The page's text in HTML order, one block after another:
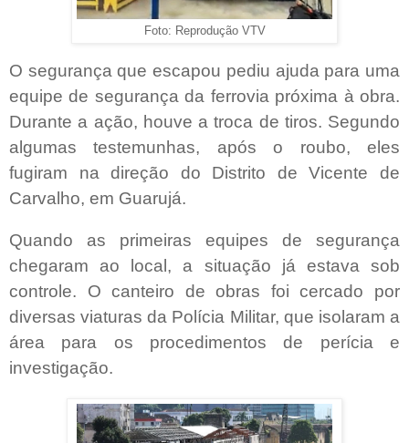
Foto: Reprodução VTV
O segurança que escapou pediu ajuda para uma
equipe de segurança da ferrovia próxima à obra.
Durante a ação, houve a troca de tiros. Segundo
algumas testemunhas, após o roubo, eles
fugiram na direção do Distrito de Vicente de
Carvalho, em Guarujá.
Quando as primeiras equipes de segurança
chegaram ao local, a situação já estava sob
controle. O canteiro de obras foi cercado por
diversas viaturas da Polícia Militar, que isolaram a
área para os procedimentos de perícia e
investigação.